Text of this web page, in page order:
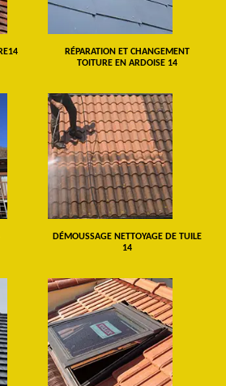
RÉPARATION ET CHANGEMENT
TOITURE EN ARDOISE 14
DÉMOUSSAGE NETTOYAGE DE TUILE
14